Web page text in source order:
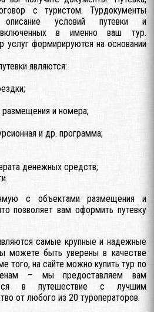
с туристом. Турдокументы
условий путевки и
включенных в именно ваш тур.
услуг формирируются на основании
являются:
размещения и номера;
и др. программа;
денежных средств;
с объектами размещения и
позволяет вам оформить путевку
самые крупные и надежные
можете быть уверены в качестве
того, на сайте можно купить тур по
– мы предоставляем вам
в путешествие с лучшим
от любого из 20 туроператоров.